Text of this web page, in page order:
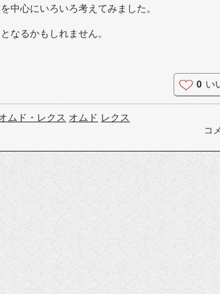
中心にいろいろ考えてみました。
なるかもしれません。
0 い
ムド・レクス オムド レクス
コ